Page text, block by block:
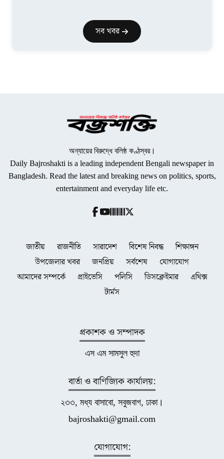
সব খবর
অন্যায়ের বিরুদ্ধে বলিষ্ঠ কণ্ঠস্বর।
Daily Bajroshakti is a leading independent Bengali newspaper in
Bangladesh. Read the latest and breaking news on politics, sports,
entertainment and everyday life etc.
জাতীয় রাজনীতি সারাদেশ বিশেষ নিবন্ধ
শিক্ষাঙ্গন
উপজেলার খবর
জনপ্রিয় সর্বশেষ
যোগাযোগ
আমাদের সম্পর্কে
প্রাইভেসি পলিসি ডিসক্লেইমার
এথিক্স
টার্মস
প্রকাশক ও সম্পাদক
এস এম সামসুল হুদা
বার্তা ও বাণিজ্যিক কার্যালয়:
২৩৩, মধ্য বাসাবো, সবুজবাগ, ঢাকা।
bajroshakti@gmail.com
যোগাযোগ: